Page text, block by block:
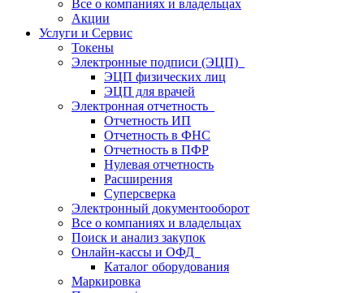
Все о компаниях и владельцах
Акции
Услуги и Сервис
Токены
Электронные подписи (ЭЦП)
ЭЦП физических лиц
ЭЦП для врачей
Электронная отчетность
Отчетность ИП
Отчетность в ФНС
Отчетность в ПФР
Нулевая отчетность
Расширения
Суперсверка
Электронный документооборот
Все о компаниях и владельцах
Поиск и анализ закупок
Онлайн-кассы и ОФД
Каталог оборудования
Маркировка